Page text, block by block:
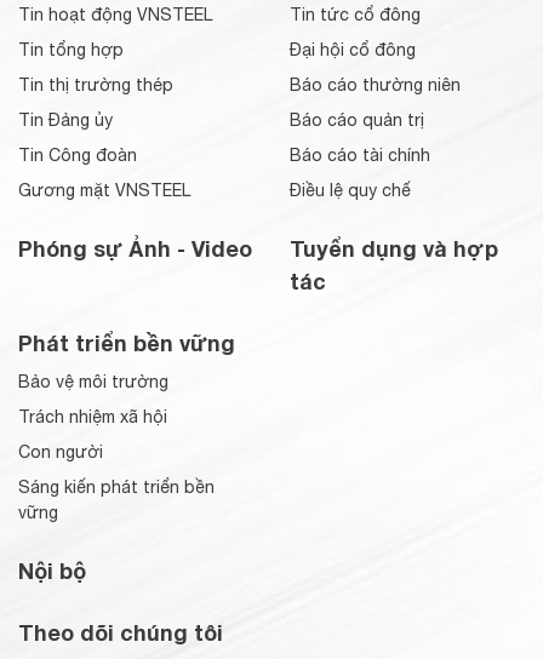
Tin hoạt động VNSTEEL
Tin tổng hợp
Tin thị trường thép
Tin Đảng ủy
Tin Công đoàn
Gương mặt VNSTEEL
Phóng sự Ảnh - Video
Tin tức cổ đông
Đại hội cổ đông
Báo cáo thường niên
Báo cáo quản trị
Báo cáo tài chính
Điều lệ quy chế
Tuyển dụng và hợp
tác
Phát triển bền vững
Bảo vệ môi trường
Trách nhiệm xã hội
Con người
Sáng kiến phát triển bền
vững
Nội bộ
Theo dõi chúng tôi